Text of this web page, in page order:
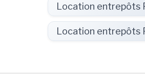
Location entrepôts
Location entrepôts